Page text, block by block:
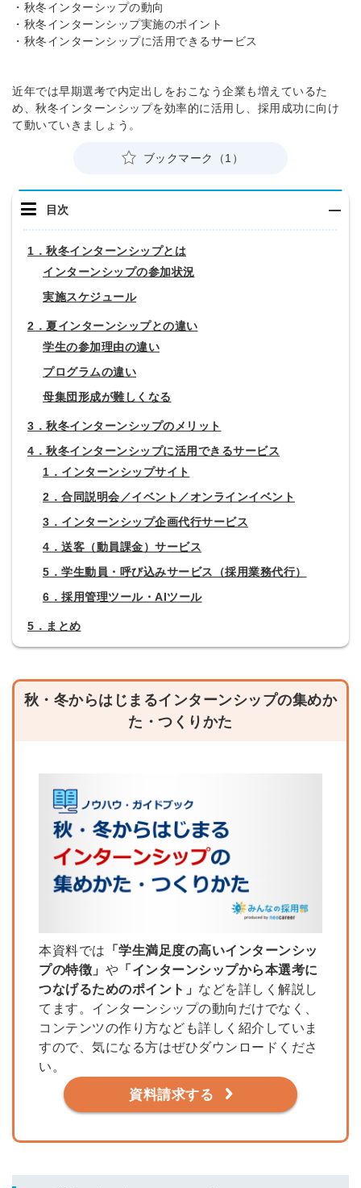
・秋冬インターシップの動向
・秋冬インターンシップ実施のポイント
・秋冬インターンシップに活用できるサービス
近年では早期選考で内定出しをおこなう企業も増えているた
め、秋冬インターンシップを効率的に活用し、採用成功に向け
て動いていきましょう。
ブックマーク（1）
目次
1．秋冬インターンシップとは
インターンシップの参加状況
実施スケジュール
2．夏インターンシップとの違い
学生の参加理由の違い
プログラムの違い
母集団形成が難しくなる
3．秋冬インターンシップのメリット
4．秋冬インターンシップに活用できるサービス
1．インターンシップサイト
2．合同説明会／イベント／オンラインイベント
3．インターンシップ企画代行サービス
4．送客（動員課金）サービス
5．学生動員・呼び込みサービス（採用業務代行）
6．採用管理ツール・AIツール
5．まとめ
秋・冬からはじまるインターンシップの集めか
た・つくりかた
本資料では 「学生満足度の高いインターンシッ
プの特徴」 や 「インターンシップから本選考に
つなげるためのポイント」 などを詳しく解説し
てます。インターンシップの動向だけでなく、
コンテンツの作り方なども詳しく紹介していま
すので、気になる方はぜひダウンロードくださ
い。
資料請求する